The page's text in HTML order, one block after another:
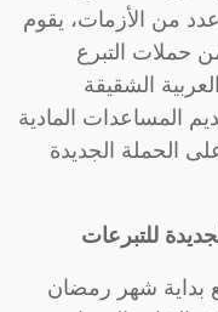
من الأزمات، يقوم
حملات التبرع
الشقيقة
المساعدات المادية
الحملة الجديدة
للتبرعات
بداية شهر رمضان